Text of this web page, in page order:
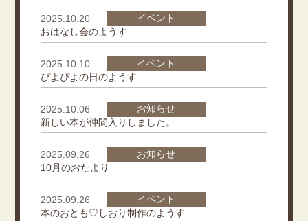
2025.10.20
イベント
おはなし会のようす
2025.10.10
イベント
ぴよぴよの日のようす
2025.10.06
お知らせ
新しい本が仲間入りしました。
2025.09.26
お知らせ
10月のおたより
2025.09.26
イベント
本のおとも♡しおり制作のようす